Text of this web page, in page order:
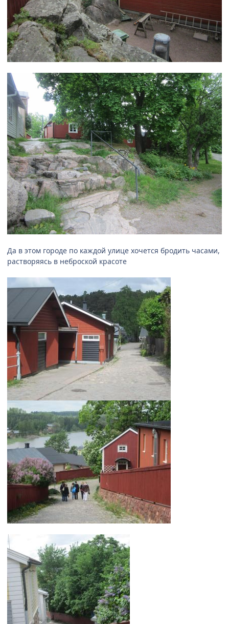
Да в этом городе по каждой улице хочется бродить часами,
растворяясь в неброской красоте